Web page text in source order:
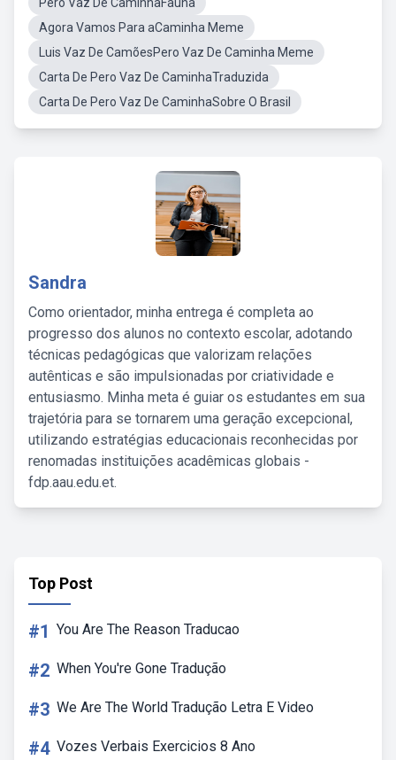
Agora Vamos Para aCaminha Meme
Luis Vaz De CamõesPero Vaz De Caminha Meme
Carta De Pero Vaz De CaminhaTraduzida
Carta De Pero Vaz De CaminhaSobre O Brasil
Sandra
Como orientador, minha entrega é completa ao
progresso dos alunos no contexto escolar, adotando
técnicas pedagógicas que valorizam relações
autênticas e são impulsionadas por criatividade e
entusiasmo. Minha meta é guiar os estudantes em sua
trajetória para se tornarem uma geração excepcional,
utilizando estratégias educacionais reconhecidas por
renomadas instituições acadêmicas globais -
fdp.aau.edu.et.
Top Post
#1 You Are The Reason Traducao
#2 When You're Gone Tradução
#3 We Are The World Tradução Letra E Video
#4 Vozes Verbais Exercicios 8 Ano